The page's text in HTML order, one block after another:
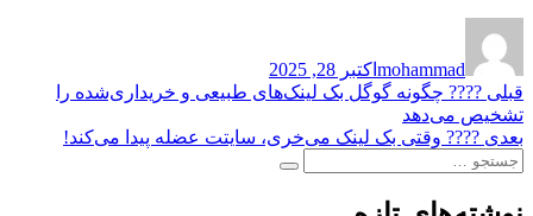
mohammadدر
اکتبر 28, 2025
راهبری
نوشته
قبلی نوشته
قبلی:
???? چگونه گوگل بک لینک‌های طبیعی و خریداری‌شده را
تشخیص می‌دهد
بعدی نوشته
بعدی:
????️ وقتی بک لینک می‌خری، سایتت عضله پیدا می‌کند!
جستجو
جستجو